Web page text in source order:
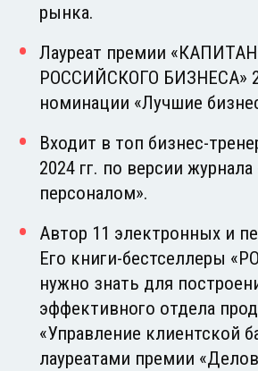
рынка.
Лауреат премии
РОССИЙСКОГО БИЗНЕСА»
номинации «Лучшие
Входит в топ бизнес-
2024 гг. по версии
персоналом».
Автор 11 электронных и
Его книги-бестселлеры
нужно знать для
эффективного отдела
«Управление клиентской
лауреатами премии